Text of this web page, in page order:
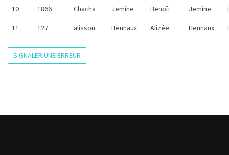
10 1866 Chacha Jemine Benoît Jemine
11 127 alisson Hennaux Alizée Hennaux
SIGNALER UNE ERREUR